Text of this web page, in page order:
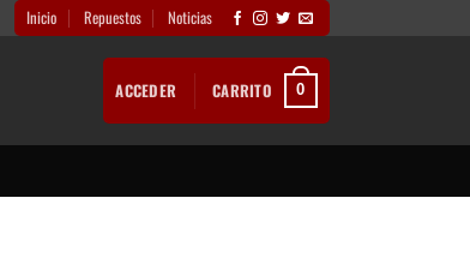
Inicio Repuestos Noticias
ACCEDER CARRITO 0